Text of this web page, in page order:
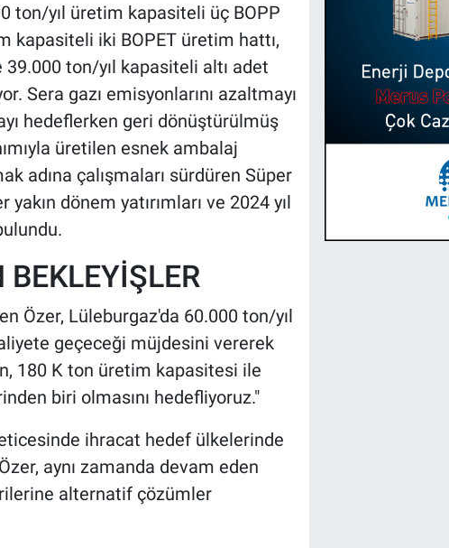
ton/yıl üretim kapasiteli üç BOPP
kapasiteli iki BOPET üretim hattı,
ton/yıl kapasiteli altı adet
Sera gazı emisyonlarını azaltmayı
hedeflerken geri dönüştürülmüş
üretilen esnek ambalaj
adına çalışmaları sürdüren Süper
dönem yatırımları ve 2024 yıl
Özer, Lüleburgaz'da 60.000 ton/yıl
geçeceği müjdesini vererek
180 K ton üretim kapasitesi ile
biri olmasını hedefliyoruz."
ihracat hedef ülkelerinde
aynı zamanda devam eden
alternatif çözümler